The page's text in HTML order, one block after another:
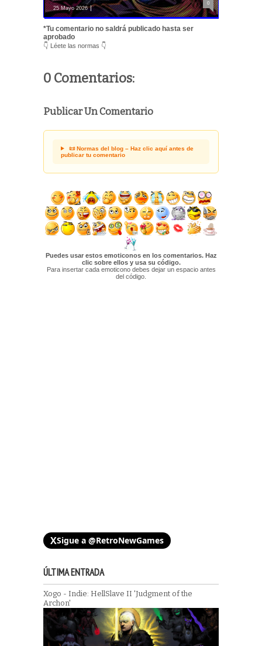
25 Mayo 2026
0
*Tu comentario no saldrá publicado hasta ser
aprobado
👇 Léete las normas 👇
0 Comentarios:
Publicar Un Comentario
📜 Normas del blog – Haz clic aquí antes de
publicar tu comentario
Puedes usar estos emoticonos en los comentarios. Haz
clic sobre ellos y usa su código.
Para insertar cada emoticono debes dejar un espacio antes
del código.
XSigue a @RetroNewGames
ÚLTIMA ENTRADA
Xogo - Indie: HellSlave II 'Judgment of the
Archon'